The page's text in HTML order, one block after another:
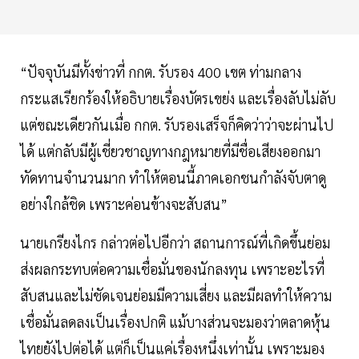
“ปัจจุบันมีทั้งข่าวที่ กกต. รับรอง 400 เขต ท่ามกลาง
กระแสเรียกร้องให้อธิบายเรื่องบัตรเขย่ง และเรื่องลับไม่ลับ
แต่ขณะเดียวกันเมื่อ กกต. รับรองเสร็จก็คิดว่าว่าจะผ่านไป
ได้ แต่กลับมีผู้เชี่ยวชาญทางกฎหมายที่มีชื่อเสียงออกมา
ทัดทานจำนวนมาก ทำให้ตอนนี้ภาคเอกชนกำลังจับตาดู
อย่างใกล้ชิด เพราะค่อนข้างจะสับสน”
นายเกรียงไกร กล่าวต่อไปอีกว่า สถานการณ์ที่เกิดขึ้นย่อม
ส่งผลกระทบต่อความเชื่อมั่นของนักลงทุน เพราะอะไรที่
สับสนและไม่ชัดเจนย่อมมีความเสี่ยง และมีผลทำให้ความ
เชื่อมั่นลดลงเป็นเรื่องปกติ แม้บางส่วนจะมองว่าตลาดหุ้น
ไทยยังไปต่อได้ แต่ก็เป็นแค่เรื่องหนึ่งเท่านั้น เพราะมอง